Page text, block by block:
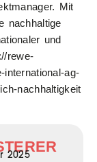
Mit
nachhaltige
und
rewe-
international-ag-
nachhaltigkeit
2025